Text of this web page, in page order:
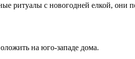
ритуалы с новогодней елкой,
на юго-западе дома.